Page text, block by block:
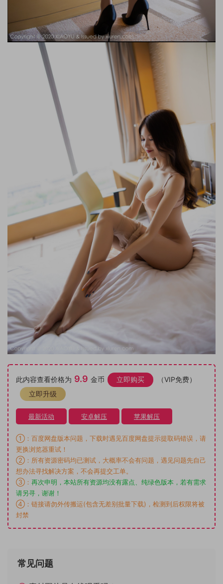
此内容查看价格为 9.9 金币 立即购买
（VIP免费）
立即升级
最新活动 安卓解压 苹果解压
①：百度网盘版本问题，下载时遇见百度网盘提示提取码错误，请
更换浏览器重试！
②：所有资源密码均已测试，大概率不会有问题，遇见问题先自己
想办法寻找解决方案，不会再提交工单。
③： 再次申明，本站所有资源均没有露点、纯绿色版本，若有需求
请另寻，谢谢！
④：链接请勿外传搬运(包含无差别批量下载)，检测到后权限将被
封禁
常见问题